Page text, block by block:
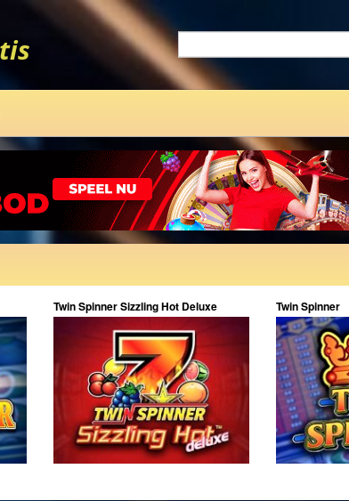
Twin Spinner Sizzling Hot Deluxe Twin Spinner